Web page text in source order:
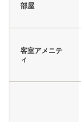
部屋
客室アメニテ
ィ